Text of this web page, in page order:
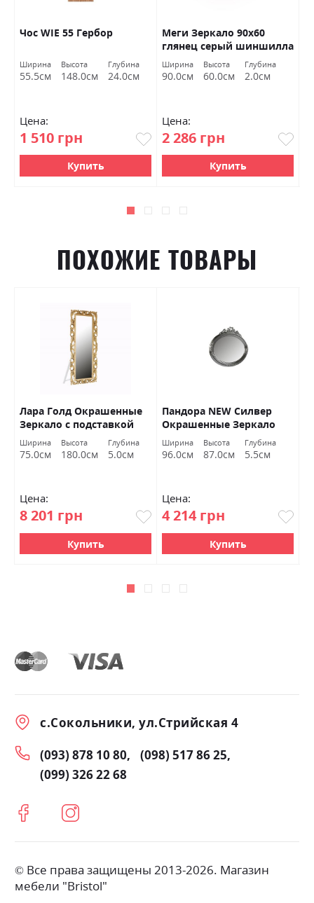
Чос WIE 55 Гербор
Ширина
55.5см
Высота
148.0см
Глубина
24.0см
Цена:
1 510 грн
Купить
Меги Зеркало 90х60
глянец серый шиншилла
Миромарк
Ширина
90.0см
Высота
60.0см
Глубина
2.0см
Цена:
2 286 грн
Купить
ПОХОЖИЕ ТОВАРЫ
Лара Голд Окрашенные
Зеркало с подставкой
Миромарк
Ширина
75.0см
Высота
180.0см
Глубина
5.0см
Цена:
8 201 грн
Купить
Пандора NEW Силвер
Окрашенные Зеркало
Миромарк
Ширина
96.0см
Высота
87.0см
Глубина
5.5см
Цена:
4 214 грн
Купить
с.Сокольники, ул.Стрийская 4
(093) 878 10 80
(098) 517 86 25
(099) 326 22 68
© Все права защищены 2013-2026. Магазин
мебели "Bristol"